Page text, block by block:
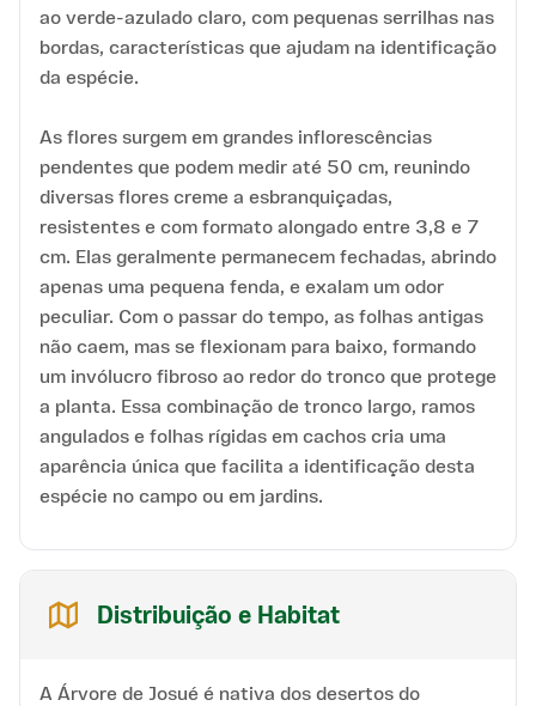
ao verde-azulado claro, com pequenas serrilhas nas
bordas, características que ajudam na identificação
da espécie.
As flores surgem em grandes inflorescências
pendentes que podem medir até 50 cm, reunindo
diversas flores creme a esbranquiçadas,
resistentes e com formato alongado entre 3,8 e 7
cm. Elas geralmente permanecem fechadas, abrindo
apenas uma pequena fenda, e exalam um odor
peculiar. Com o passar do tempo, as folhas antigas
não caem, mas se flexionam para baixo, formando
um invólucro fibroso ao redor do tronco que protege
a planta. Essa combinação de tronco largo, ramos
angulados e folhas rígidas em cachos cria uma
aparência única que facilita a identificação desta
espécie no campo ou em jardins.
Distribuição e Habitat
A Árvore de Josué é nativa dos desertos do